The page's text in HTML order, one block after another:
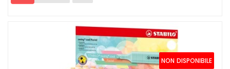
NON DISPONIBILE